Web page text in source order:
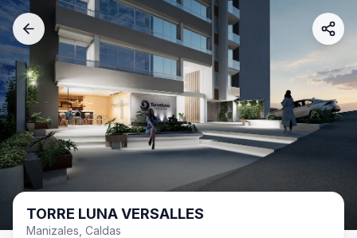
TORRE LUNA VERSALLES
Manizales, Caldas